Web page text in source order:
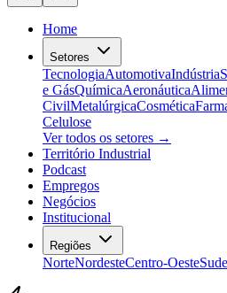
Home
Setores
TecnologiaAutomotivaIndústria
e GásQuímicaAeronáutica
CivilMetalúrgicaCosmética
Celulose
Ver todos os setores →
Território Industrial
Podcast
Empregos
Negócios
Institucional
Regiões
NorteNordesteCentro-Oeste